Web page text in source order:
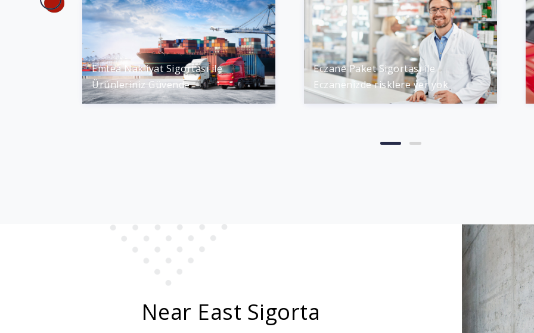
Eczane Paket Sigortası ile
Eczanenizde risklere yer yok
Kasko Sigortası ile
Yolculuğun Keyfini Çıkarın
Near East Sigorta